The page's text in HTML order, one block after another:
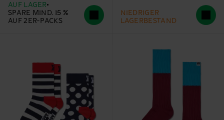
AUF LAGER
SPARE MIND. 15 %
AUF 2ER-PACKS
NIEDRIGER
LAGERBESTAND